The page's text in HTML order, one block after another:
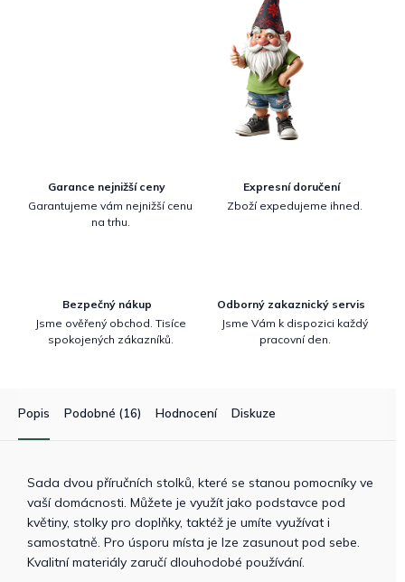
Garance nejnižší ceny
Garantujeme vám nejnižší cenu
na trhu.
Expresní doručení
Zboží expedujeme ihned.
Bezpečný nákup
Jsme ověřený obchod. Tisíce
spokojených zákazníků.
Odborný zakaznický servis
Jsme Vám k dispozici každý
pracovní den.
Popis Podobné (16) Hodnocení Diskuze
Sada dvou příručních stolků, které se stanou pomocníky ve
vaší domácnosti. Můžete je využít jako podstavce pod
květiny, stolky pro doplňky, taktéž je umíte využívat i
samostatně. Pro úsporu místa je lze zasunout pod sebe.
Kvalitní materiály zaručí dlouhodobé používání.